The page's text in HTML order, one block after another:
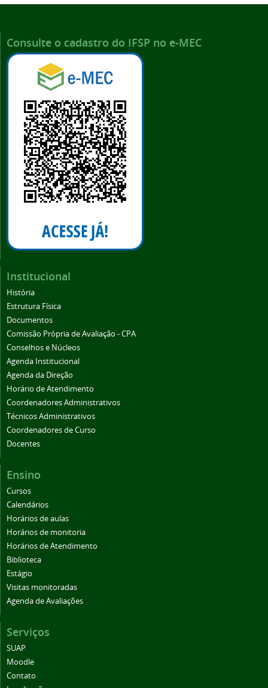
Consulte o cadastro do IFSP no e-MEC
Institucional
História
Estrutura Física
Documentos
Comissão Própria de Avaliação - CPA
Conselhos e Núcleos
Agenda Institucional
Agenda da Direção
Horário de Atendimento
Coordenadores Administrativos
Técnicos Administrativos
Coordenadores de Curso
Docentes
Ensino
Cursos
Calendários
Horários de aulas
Horários de monitoria
Horários de Atendimento
Biblioteca
Estágio
Visitas monitoradas
Agenda de Avaliações
Serviços
SUAP
Moodle
Contato